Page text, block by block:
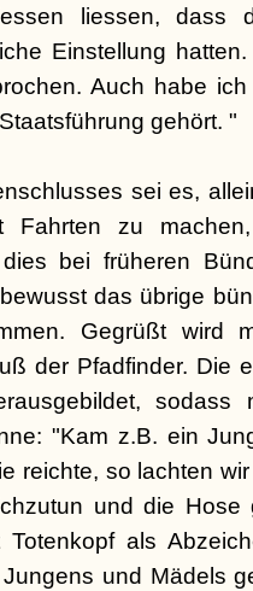
liessen, dass
Einstellung
Auch habe
gehört. "
sei es,
Fahrten zu
bei früheren
das übrige
Gegrüßt wird
der Pfadfinder. Die
"Kam z.B. ein
reichte, so lachten
und die Hose
als
und Mädels